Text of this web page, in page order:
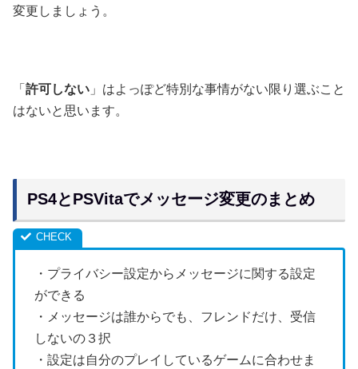
変更しましょう。
「 許可しない 」はよっぽど特別な事情がない限り選ぶこと
はないと思います。
PS4とPSVitaでメッセージ変更のまとめ
・プライバシー設定からメッセージに関する設定
ができる
・メッセージは誰からでも、フレンドだけ、受信
しないの３択
・設定は自分のプレイしているゲームに合わせま